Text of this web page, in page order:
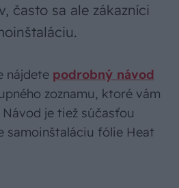
často sa ale zákazníci
nájdete podrobný návod
zoznamu, ktoré vám
je tiež súčasťou
samoinštaláciu fólie Heat